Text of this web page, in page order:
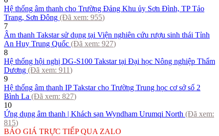
Hệ thống âm thanh cho Trường Đảng Khu ủy Sơn Đình, TP Tảo
Trang, Sơn Đông (Đã xem: 955)
7
Âm thanh Takstar sử dụng tại Viện nghiên cứu rượu sinh thái Tỉnh
An Huy Trung Quốc (Đã xem: 927)
8
Hệ thống hội nghị DG-S100 Takstar tại Đại học Nông nghiệp Thẩm
Dương (Đã xem: 911)
9
Hệ thống âm thanh IP Takstar cho Trường Trung học cơ sở số 2
Bình La (Đã xem: 827)
10
Ứng dụng âm thanh | Khách sạn Wyndham Urumqi North (Đã xem:
815)
BÁO GIÁ TRỰC TIẾP QUA ZALO